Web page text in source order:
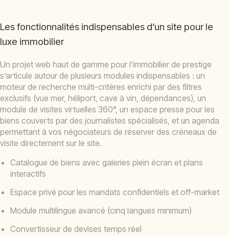
Les fonctionnalités indispensables d’un site pour le
luxe immobilier
Un projet web haut de gamme pour l’immobilier de prestige
s’articule autour de plusieurs modules indispensables : un
moteur de recherche multi-critères enrichi par des filtres
exclusifs (vue mer, héliport, cave à vin, dépendances), un
module de visites virtuelles 360°, un espace presse pour les
biens couverts par des journalistes spécialisés, et un agenda
permettant à vos négociateurs de réserver des créneaux de
visite directement sur le site.
Catalogue de biens avec galeries plein écran et plans
interactifs
Espace privé pour les mandats confidentiels et off-market
Module multilingue avancé (cinq langues minimum)
Convertisseur de devises temps réel